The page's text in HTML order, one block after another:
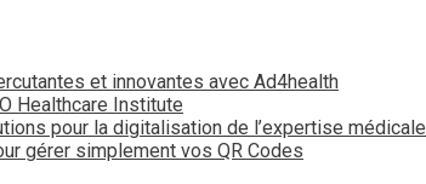
et innovantes avec Ad4health
Healthcare Institute
pour la digitalisation de l’expertise médicale
gérer simplement vos QR Codes